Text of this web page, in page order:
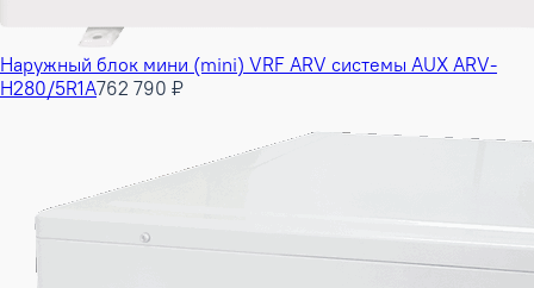
Наружный блок мини (mini) VRF ARV системы AUX ARV-
H280/5R1A762 790 ₽